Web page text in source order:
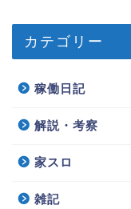
カテゴリー
稼働日記
解説・考察
家スロ
雑記